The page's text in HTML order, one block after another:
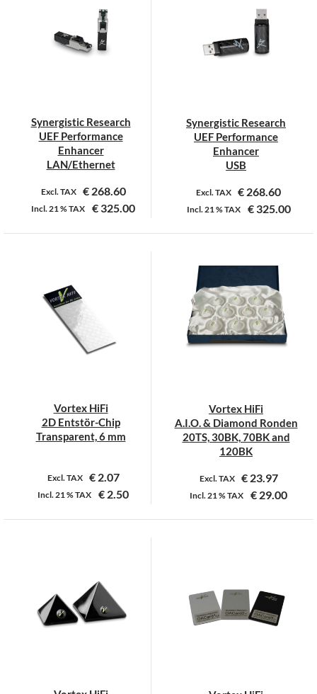
variaties.
Deze
optie
de
productpagina
variaties.
Deze
optie
de
productpagina
Synergistic Research
UEF Performance
Enhancer
LAN/Ethernet
Excl. TAX €268.60
Incl.21 %TAX € 325.00
Synergistic Research
UEF Performance
Enhancer
USB
Excl. TAX € 268.60
Incl.21 %TAX €325.00
Vortex HiFi
2D Entstör-Chip
Transparent, 6 mm
Excl. TAX €2.07
Incl.21 %TAX € 2.50
Dit
variaties.
Deze
optie
Vortex HiFi
A.I.O. & Diamond Ronden
20TS, 30BK, 70BK and
120BK
Excl. TAX €23.97
Incl.21 %TAX € 29.00
Dit
variaties.
Deze
optie